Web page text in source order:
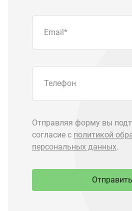
Запчасти Урал
Запчасти Камаз
Спецпредложения